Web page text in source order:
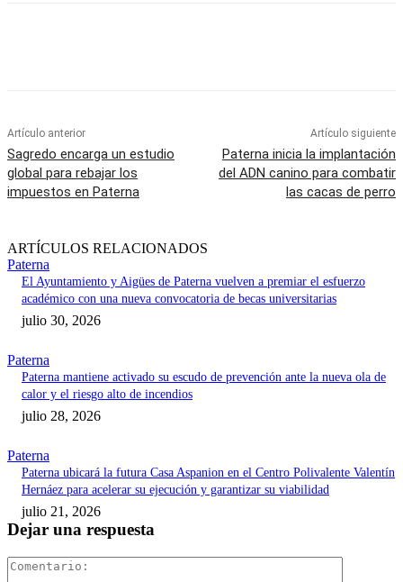
Artículo anterior
Sagredo encarga un estudio
global para rebajar los
impuestos en Paterna
Artículo siguiente
Paterna inicia la implantación
del ADN canino para combatir
las cacas de perro
ARTÍCULOS RELACIONADOS
Paterna
El Ayuntamiento y Aigües de Paterna vuelven a premiar el esfuerzo
académico con una nueva convocatoria de becas universitarias
julio 30, 2026
Paterna
Paterna mantiene activado su escudo de prevención ante la nueva ola de
calor y el riesgo alto de incendios
julio 28, 2026
Paterna
Paterna ubicará la futura Casa Aspanion en el Centro Polivalente Valentín
Hernáez para acelerar su ejecución y garantizar su viabilidad
julio 21, 2026
Dejar una respuesta